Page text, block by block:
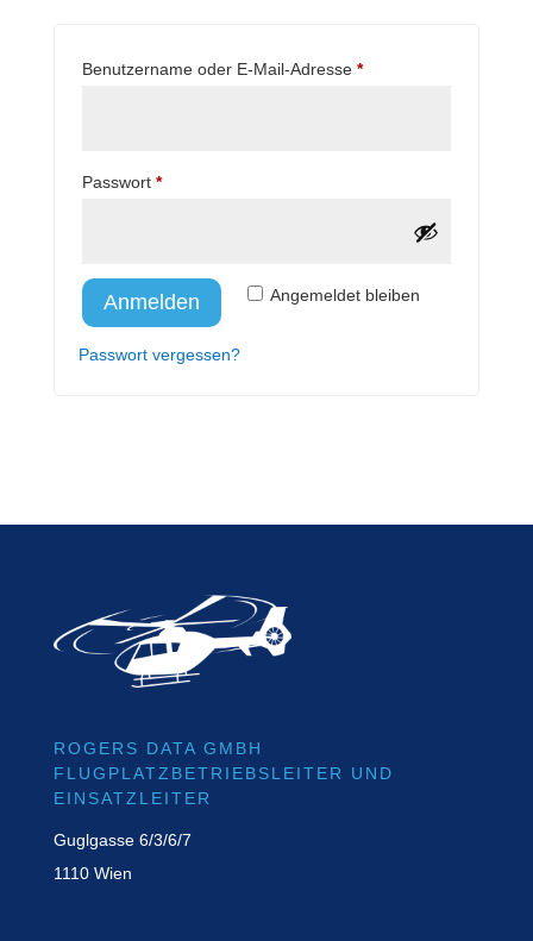
Benutzername oder E-Mail-Adresse *Erforderlich
Passwort *Erforderlich
A
t
t
e
:
Angemeldet bleiben
Anmelden
Passwort vergessen?
ROGERS DATA GMBH
FLUGPLATZBETRIEBSLEITER UND
EINSATZLEITER
Guglgasse 6/3/6/7
1110 Wien